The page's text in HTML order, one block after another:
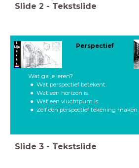
Slide 2 - Tekstslide
Wat ga je leren?
Wat perspectief betekent.
Wat een horizon is.
Wat een vluchtpunt is.
Zelf een perspectief tekening maken.
Perspectief
Slide 3 - Tekstslide